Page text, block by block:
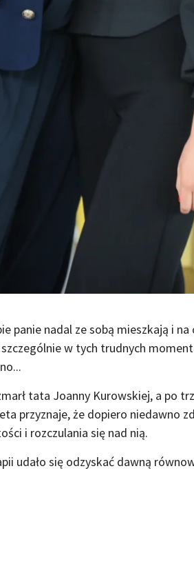
panie nadal ze sobą mieszkają i
w tych trudnych
tata Joanny Kurowskiej, a po
przyznaje, że dopiero niedawno
i rozczulania się nad nią.
udało się odzyskać dawną